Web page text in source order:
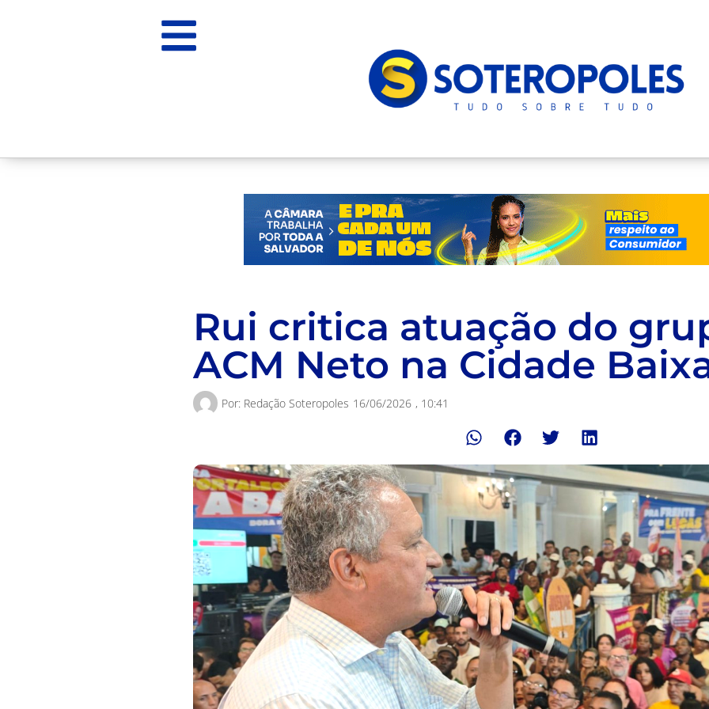
Rui critica atuação do
ACM Neto na Cidade
Por: Redação Soteropoles 16/06/2026 , 10:41